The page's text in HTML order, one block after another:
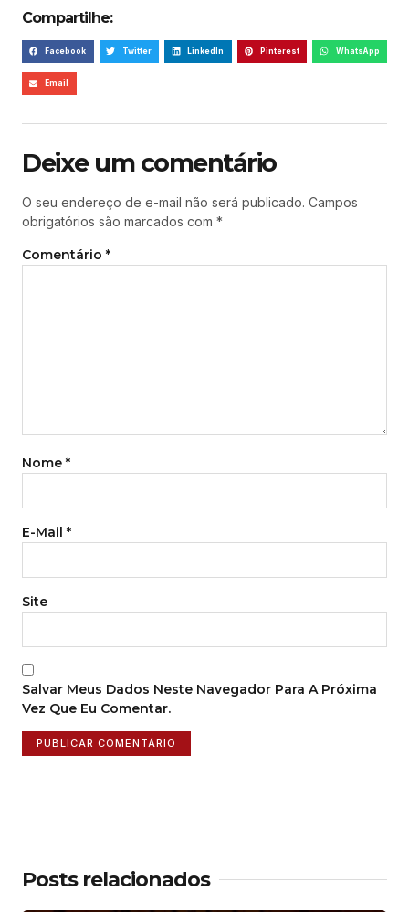
Compartilhe:
Facebook Twitter LinkedIn Pinterest WhatsApp
Email
Deixe um comentário
O seu endereço de e-mail não será publicado. Campos
obrigatórios são marcados com *
Comentário *
Nome *
E-Mail *
Site
Salvar Meus Dados Neste Navegador Para A Próxima
Vez Que Eu Comentar.
Posts relacionados